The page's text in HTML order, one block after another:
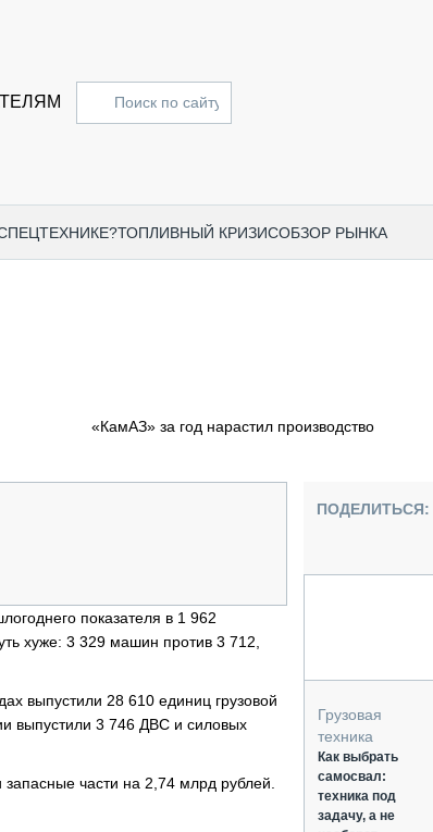
ТОПЛИВНЫЙ КРИЗИСОБЗОР РЫНКА
ПОДЪЁМНАЯ ТЕХНИКА
ПАССАЖИРСКИЙ ТРАНСПОРТ
КАРЬЕРНАЯ ТЕХНИКА
ЛОГИСТИКА И СКЛАД
КОМПЛЕКТУЮЩИЕ И СЕРВИС
«КамАЗ» за год нарастил производство
показателя в 1 962
хуже: 3 329 машин против 3 712,
выпустили 28 610 единиц грузовой
выпустили 3 746 ДВС и силовых
части на 2,74 млрд рублей.
ПОДЕЛИТЬСЯ:
Грузовая
техника
Как выбрать
самосвал:
техника под
задачу, а не